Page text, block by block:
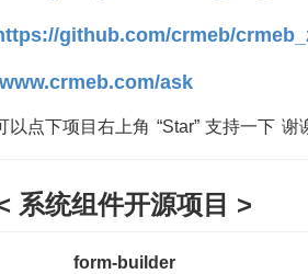
github.com/crmeb/
ask
以点下项目右上角 “Star” 支持一下 谢
系统组件开源项目 >
form-builder